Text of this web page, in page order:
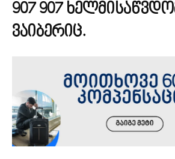
907 907
ვაიბერიც.